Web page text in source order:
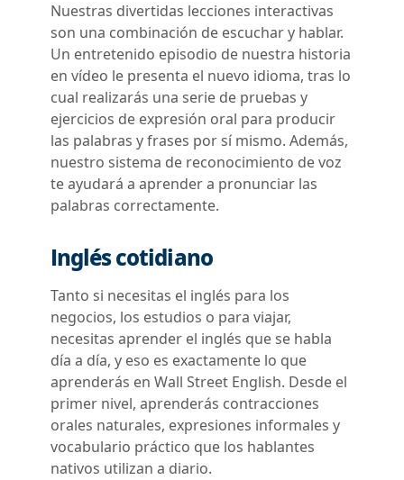
Nuestras divertidas lecciones interactivas
son una combinación de escuchar y hablar.
Un entretenido episodio de nuestra historia
en vídeo le presenta el nuevo idioma, tras lo
cual realizarás una serie de pruebas y
ejercicios de expresión oral para producir
las palabras y frases por sí mismo. Además,
nuestro sistema de reconocimiento de voz
te ayudará a aprender a pronunciar las
palabras correctamente.
Inglés cotidiano
Tanto si necesitas el inglés para los
negocios, los estudios o para viajar,
necesitas aprender el inglés que se habla
día a día, y eso es exactamente lo que
aprenderás en Wall Street English. Desde el
primer nivel, aprenderás contracciones
orales naturales, expresiones informales y
vocabulario práctico que los hablantes
nativos utilizan a diario.